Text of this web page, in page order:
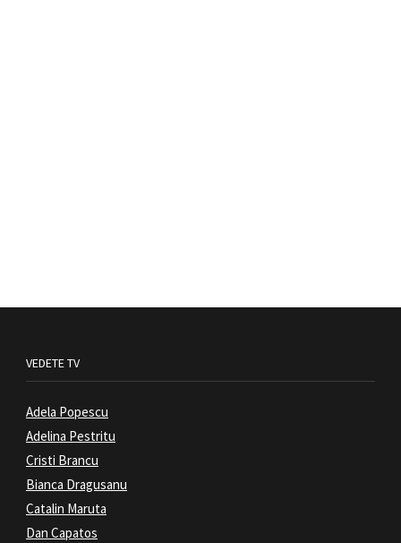
VEDETE TV
Adela Popescu
Adelina Pestritu
Cristi Brancu
Bianca Dragusanu
Catalin Maruta
Dan Capatos